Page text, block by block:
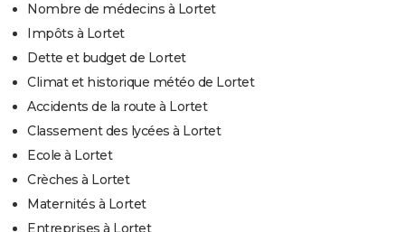
Nombre de médecins à Lortet
Impôts à Lortet
Dette et budget de Lortet
Climat et historique météo de Lortet
Accidents de la route à Lortet
Classement des lycées à Lortet
Ecole à Lortet
Crèches à Lortet
Maternités à Lortet
Entreprises à Lortet